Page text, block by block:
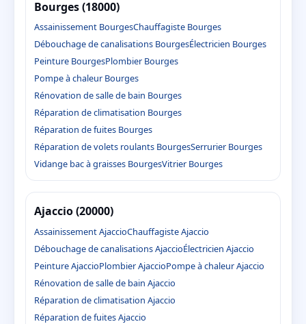
Bourges (18000)
Assainissement BourgesChauffagiste Bourges
Débouchage de canalisations BourgesÉlectricien Bourges
Peinture BourgesPlombier Bourges
Pompe à chaleur Bourges
Rénovation de salle de bain Bourges
Réparation de climatisation Bourges
Réparation de fuites Bourges
Réparation de volets roulants BourgesSerrurier Bourges
Vidange bac à graisses BourgesVitrier Bourges
Ajaccio (20000)
Assainissement AjaccioChauffagiste Ajaccio
Débouchage de canalisations AjaccioÉlectricien Ajaccio
Peinture AjaccioPlombier AjaccioPompe à chaleur Ajaccio
Rénovation de salle de bain Ajaccio
Réparation de climatisation Ajaccio
Réparation de fuites Ajaccio